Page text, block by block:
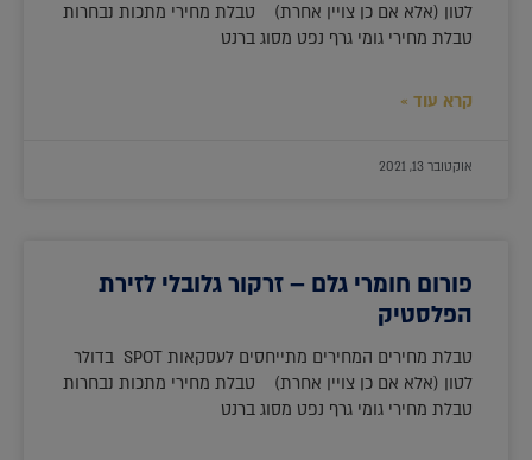
לטון (אלא אם כן צויין אחרת) טבלת מחירי מתכות נבחרות
טבלת מחירי גומי גרף נפט מסוג ברנט
קרא עוד »
אוקטובר 13, 2021
פורום חומרי גלם – זרקור גלובלי לזירת
הפלסטיק
טבלת מחירים המחירים מתייחסים לעסקאות SPOT בדולר
לטון (אלא אם כן צויין אחרת) טבלת מחירי מתכות נבחרות
טבלת מחירי גומי גרף נפט מסוג ברנט